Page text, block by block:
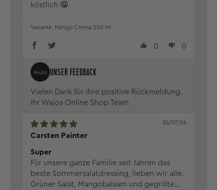
köstlich 🤤
0 0
Vielen Dank für Ihre positive Rückmeldung.
Ihr Wajos Online Shop Team
Mango Crema 250 ml
Carsten Painter
30/07/26
Super
Für unsere ganze Familie seit Jahren das
beste Sommersalatdressing, lieben wir alle.
Grüner Salat, Mangobalsam und gegrillte